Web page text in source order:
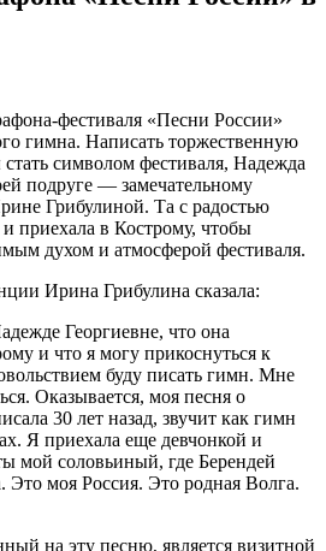
фестиваля «Песни России»
гимна. Написать торжественную
символом фестиваля, Надежда
подруге — замечательному
Грибулиной. Та с радостью
приехала в Кострому, чтобы
духом и атмосферой фестиваля.
Ирина Грибулина сказала:
Георгиевне, что она
и что я могу прикоснуться к
буду писать гимн. Мне
Оказывается, моя песня о
30 лет назад, звучит как гимн
Я приехала еще девчонкой и
мой соловьиный, где Берендей
Это моя Россия. Это родная Волга.
на эту песню, является визитной